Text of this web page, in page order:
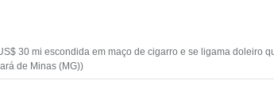
30 mi escondida em maço de cigarro e se ligama doleiro
de Minas (MG))